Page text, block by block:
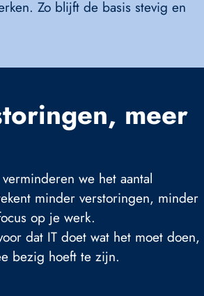
Zo blijft de basis stevig en
meer
we het aantal
minder verstoringen, minder
op je werk.
dat IT doet wat het moet doen,
bezig hoeft te zijn.